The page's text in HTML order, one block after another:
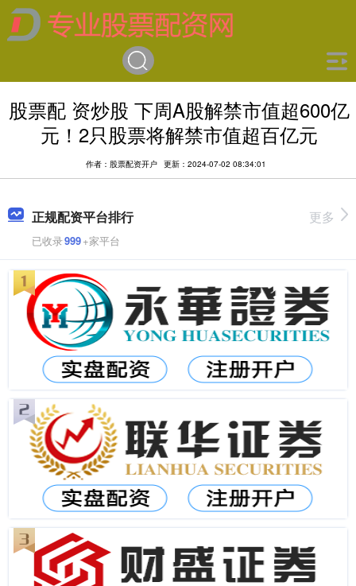
股票配 资炒股 下周A股解禁市值超600亿
元！2只股票将解禁市值超百亿元
作者：股票配资开户 更新：2024-07-02 08:34:01
正规配资平台排行
已收录999+家平台
更多